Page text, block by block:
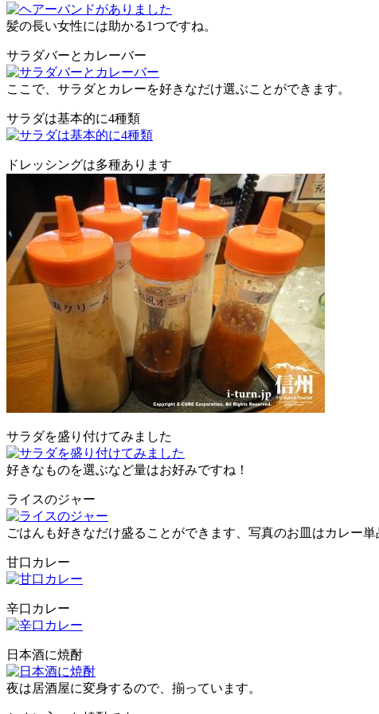
髪の長い女性には助かる1つですね。
サラダバーとカレーバー
ここで、サラダとカレーを好きなだけ選ぶことができます。
サラダは基本的に4種類
ドレッシングは多種あります
サラダを盛り付けてみました
好きなものを選ぶなど量はお好みですね！
ライスのジャー
ごはんも好きなだけ盛ることができます、写真のお皿はカレー単
甘口カレー
辛口カレー
日本酒に焼酎
夜は居酒屋に変身するので、揃っています。